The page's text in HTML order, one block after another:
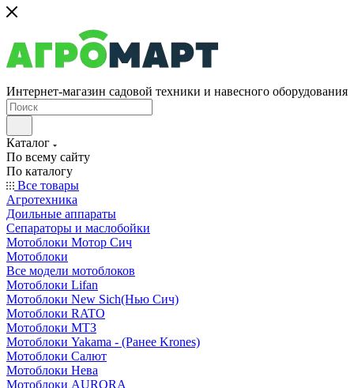
Интернет-магазин садовой техники и навесного оборудования
Каталог
По всему сайту
По каталогу
Все товары
Агротехника
Доильные аппараты
Сепараторы и маслобойки
Мотоблоки Мотор Сич
Мотоблоки
Все модели мотоблоков
Мотоблоки Lifan
Мотоблоки New Sich(Нью Сич)
Мотоблоки RATO
Мотоблоки МТЗ
Мотоблоки Yakama - (Ранее Krones)
Мотоблоки Салют
Мотоблоки Нева
Мотоблоки AURORA